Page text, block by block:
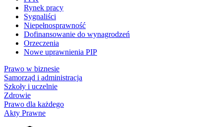
Rynek pracy
Sygnaliści
Niepełnosprawność
Dofinansowanie do wynagrodzeń
Orzeczenia
Nowe uprawnienia PIP
Prawo w biznesie
Samorząd i administracja
Szkoły i uczelnie
Zdrowie
Prawo dla każdego
Akty Prawne